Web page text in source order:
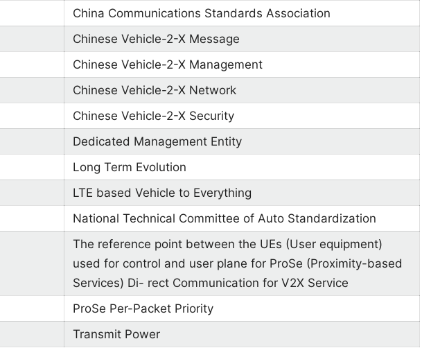
China Communications Standards Association
Chinese Vehicle-2-X Message
Chinese Vehicle-2-X Management
Chinese Vehicle-2-X Network
Chinese Vehicle-2-X Security
Dedicated Management Entity
Long Term Evolution
LTE based Vehicle to Everything
National Technical Committee of Auto Standardization
The reference point between the UEs (User equipment)
used for control and user plane for ProSe (Proximity-based
Services) Di- rect Communication for V2X Service
ProSe Per-Packet Priority
Transmit Power